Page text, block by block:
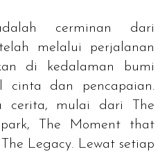
cerminan dari
melalui perjalanan
di kedalaman bumi
cinta dan pencapaian.
cerita, mulai dari
The
The Moment that
The Legacy. Lewat setiap